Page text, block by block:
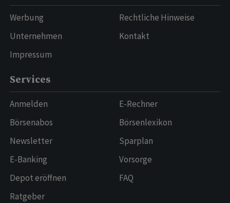
Werbung
Unternehmen
Impressum
Rechtliche Hinweise
Kontakt
Services
Anmelden
Börsenabos
Newsletter
E-Banking
Depot eröffnen
Ratgeber
E-Rechner
Börsenlexikon
Sparplan
Vorsorge
FAQ